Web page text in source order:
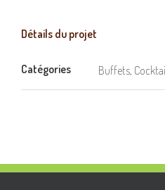
Détails du projet
Catégories Buffets,